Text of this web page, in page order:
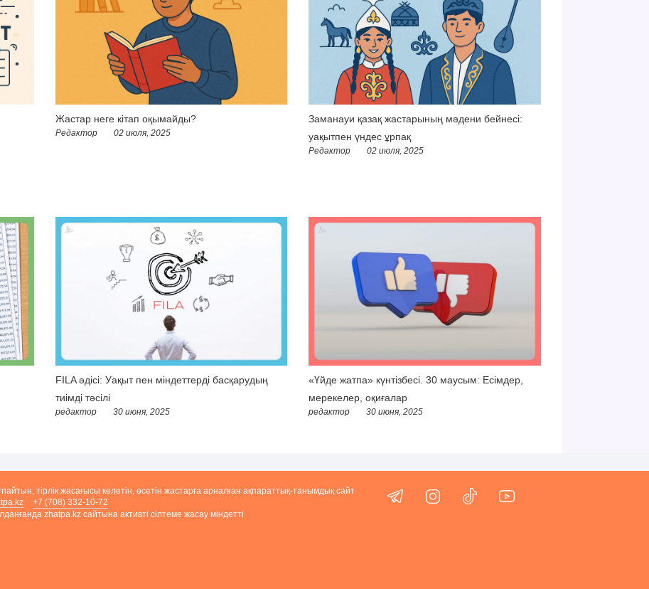
Жастар неге кітап оқымайды?
Редактор 02 июля, 2025
Заманауи қазақ жастарының мәдени бейнесі:
уақытпен үндес ұрпақ
Редактор 02 июля, 2025
FILA әдісі: Уақыт пен міндеттерді басқарудың
тиімді тәсілі
редактор 30 июня, 2025
«Үйде жатпа» күнтізбесі. 30 маусым: Есімдер,
мерекелер, оқиғалар
редактор 30 июня, 2025
тірлік жасағысы келетін, өсетін жастарға арналған ақпараттық-танымдық сайт
+7 (708) 332-10-72
zhatpa.kz сайтына активті сілтеме жасау міндетті